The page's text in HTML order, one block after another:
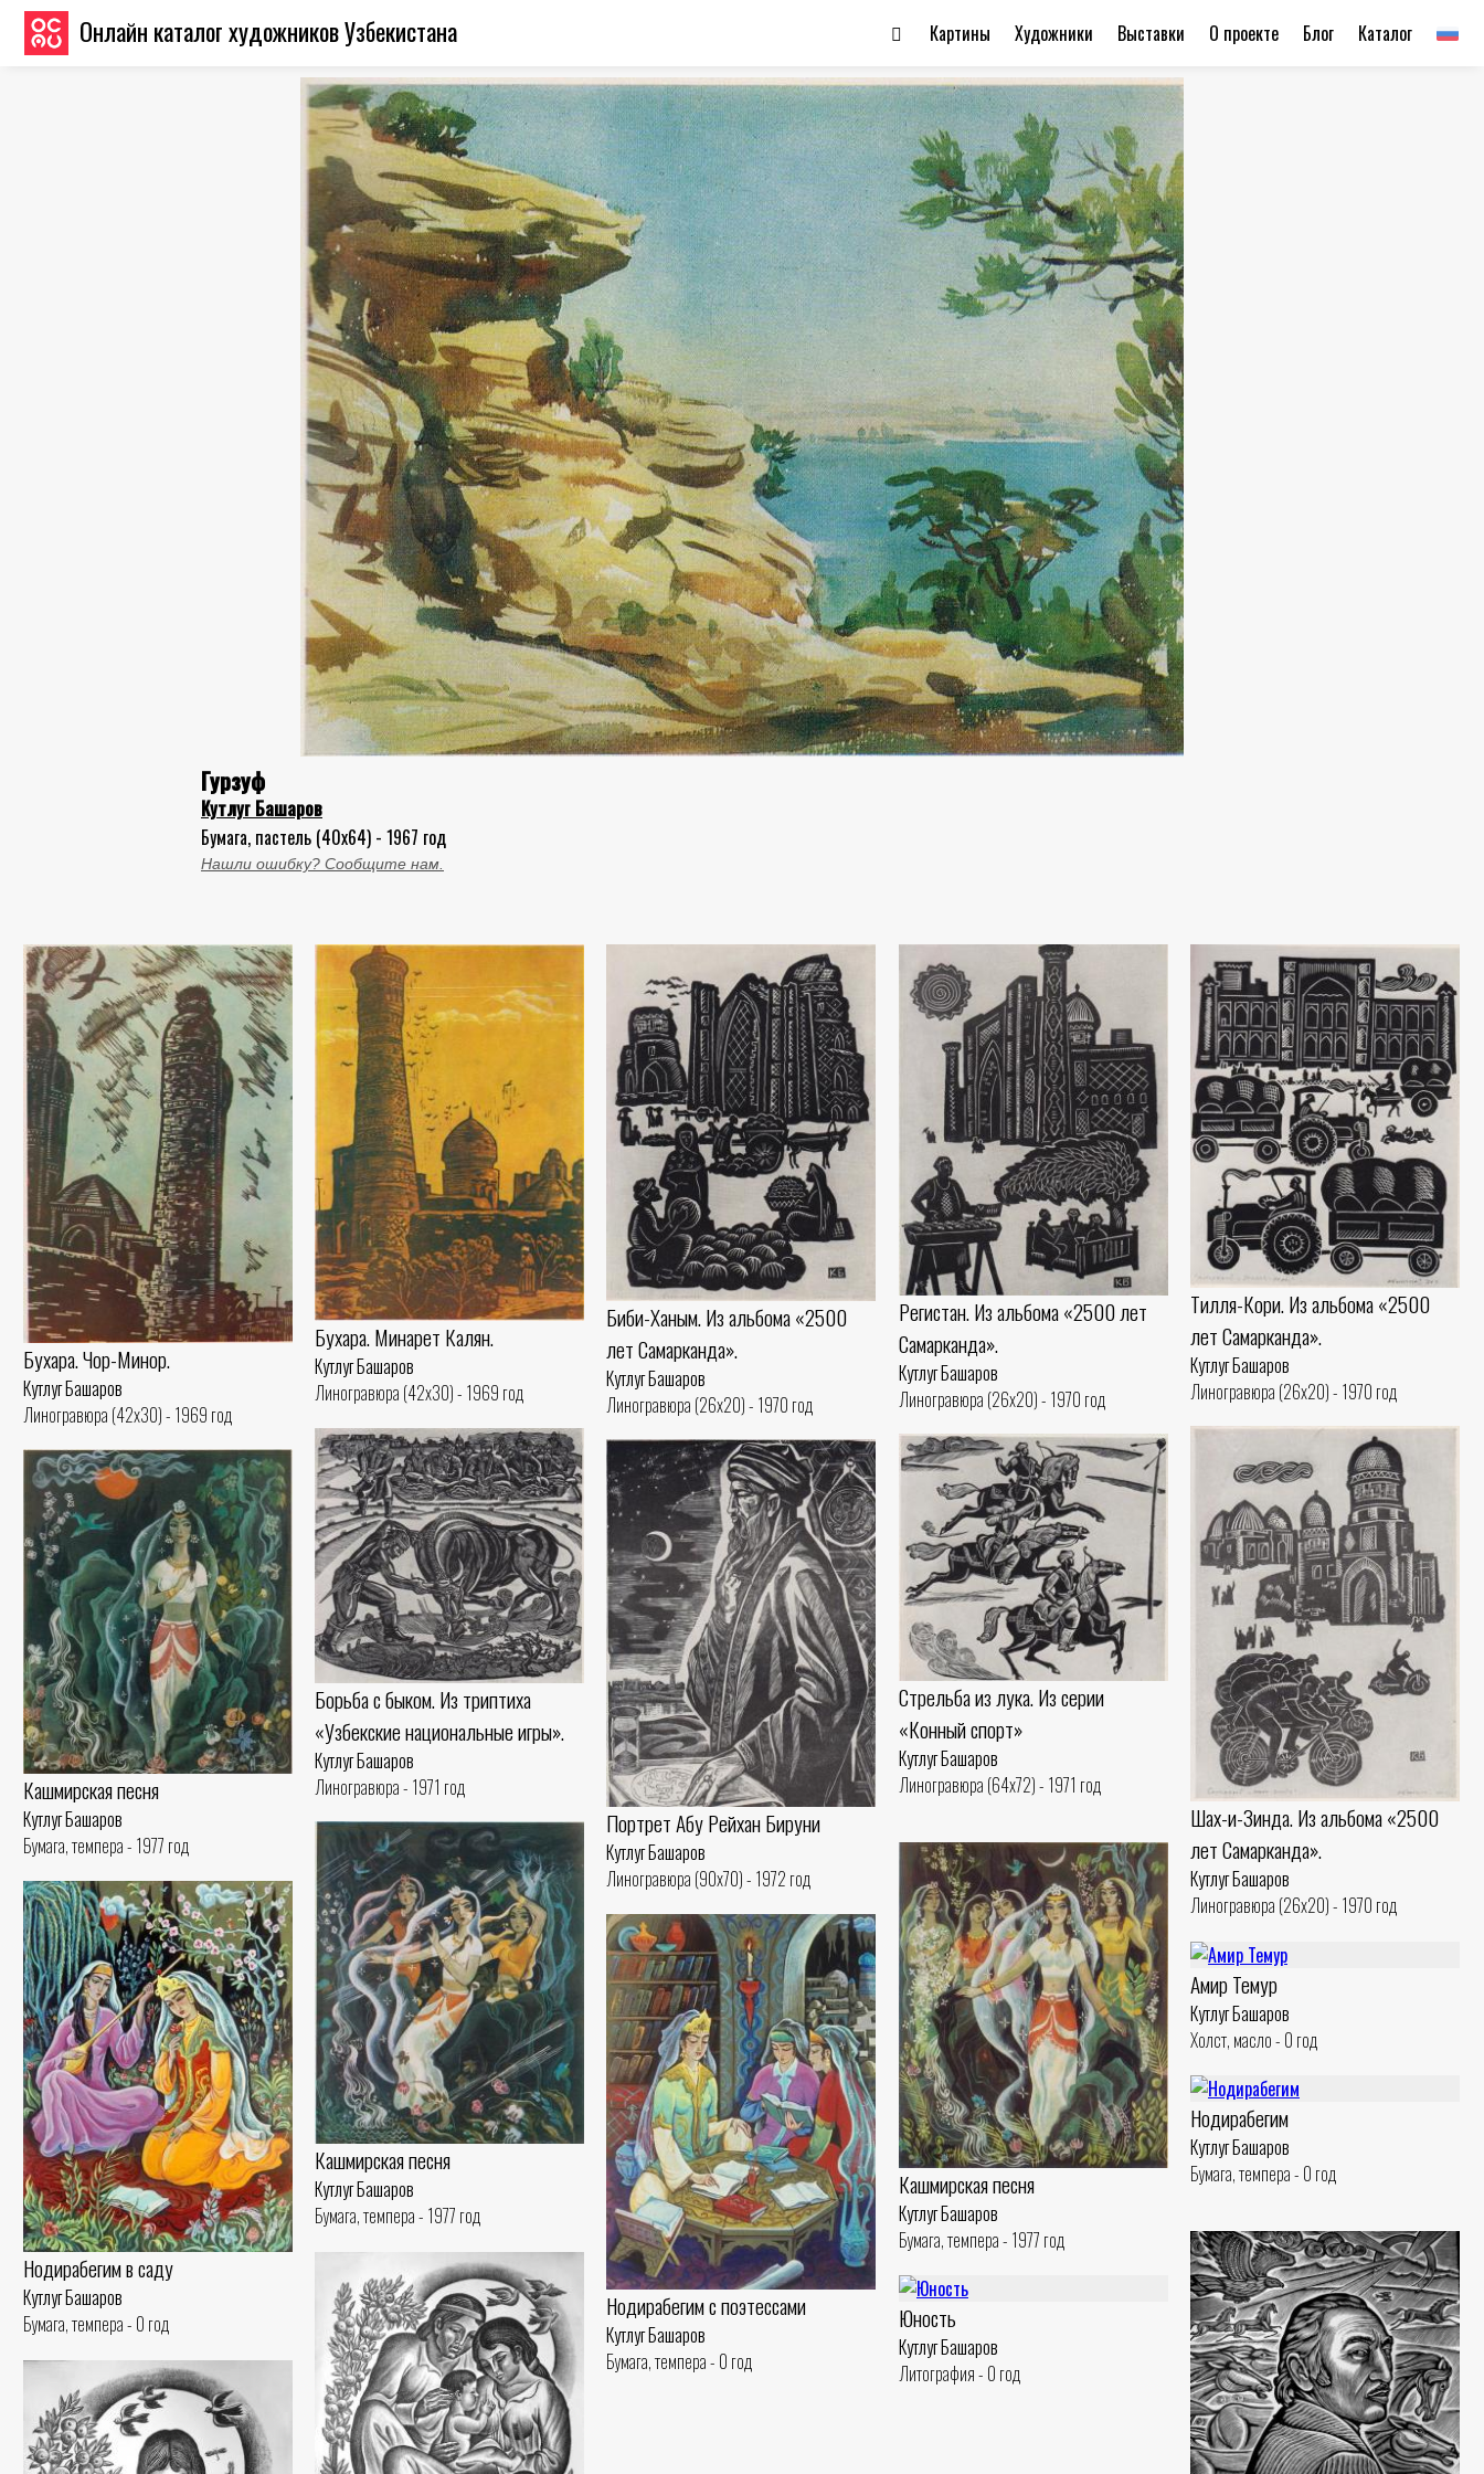
Онлайн каталог художников Узбекистана Каталог
Блог
О проекте
Выставки
Художники
Картины
Гурзуф
Кутлуг Башаров
Бумага, пастель (40x64) - 1967 год
Нашли ошибку? Сообщите нам.
Бухара. Чор-Минор.
Кутлуг Башаров
Линогравюра (42x30) - 1969 год
Бухара. Минарет Калян.
Кутлуг Башаров
Линогравюра (42x30) - 1969 год
Биби-Ханым. Из альбома «2500
лет Самарканда».
Кутлуг Башаров
Линогравюра (26x20) - 1970 год
Регистан. Из альбома «2500 лет
Самарканда».
Кутлуг Башаров
Линогравюра (26x20) - 1970 год
Тилля-Кори. Из альбома «2500
лет Самарканда».
Кутлуг Башаров
Линогравюра (26x20) - 1970 год
Шах-и-Зинда. Из альбома «2500
лет Самарканда».
Кутлуг Башаров
Линогравюра (26x20) - 1970 год
Борьба с быком. Из триптиха
«Узбекские национальные игры».
Кутлуг Башаров
Линогравюра - 1971 год
Стрельба из лука. Из серии
«Конный спорт»
Кутлуг Башаров
Линогравюра (64x72) - 1971 год
Портрет Абу Рейхан Бируни
Кутлуг Башаров
Линогравюра (90x70) - 1972 год
Кашмирская песня
Кутлуг Башаров
Бумага, темпера - 1977 год
Кашмирская песня
Кутлуг Башаров
Бумага, темпера - 1977 год
Кашмирская песня
Кутлуг Башаров
Бумага, темпера - 1977 год
Нодирабегим в саду
Кутлуг Башаров
Бумага, темпера - 0 год
Нодирабегим с поэтессами
Кутлуг Башаров
Бумага, темпера - 0 год
Амир Темур
Кутлуг Башаров
Холст, масло - 0 год
Нодирабегим
Кутлуг Башаров
Бумага, темпера - 0 год
Юность
Кутлуг Башаров
Литография - 0 год